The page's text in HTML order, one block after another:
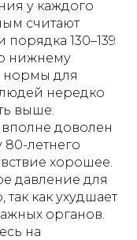
у каждого
считают
порядка 130–139
нижнему
нормы для
нередко
выше.
доволен
80-летнего
хорошее.
давление для
как ухудшает
органов.
на
не